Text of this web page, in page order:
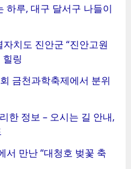
하루, 대구 달서구 나들이
치도 진안군 “진안고원
링
금천과학축제에서 분위
한 정보 – 오시는 길 안내,
서 만난 “대청호 벚꽃 축